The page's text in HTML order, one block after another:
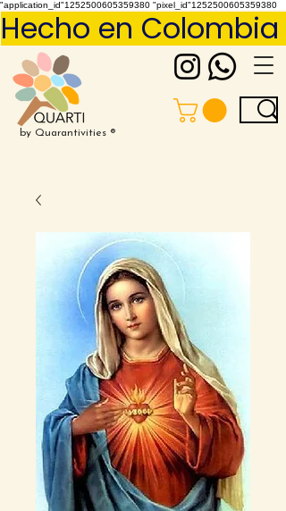
"application_id"1252500605359380 "pixel_id"1252500605359380
by Quarantivities ®
Hecho en